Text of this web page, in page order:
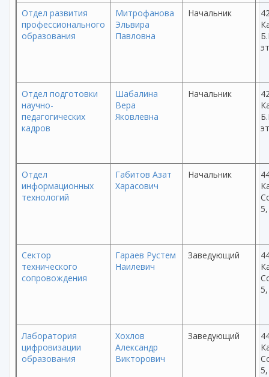
Отдел развития
профессионального
образования
Митрофанова
Эльвира
Павловна
Начальник
Отдел подготовки
научно-
педагогических
кадров
Шабалина
Вера
Яковлевна
Начальник
Отдел
информационных
технологий
Габитов Азат
Харасович
Начальник
Сектор
технического
сопровождения
Гараев Рустем
Наилевич
Заведующий
Лаборатория
цифровизации
образования
Хохлов
Александр
Викторович
Заведующий